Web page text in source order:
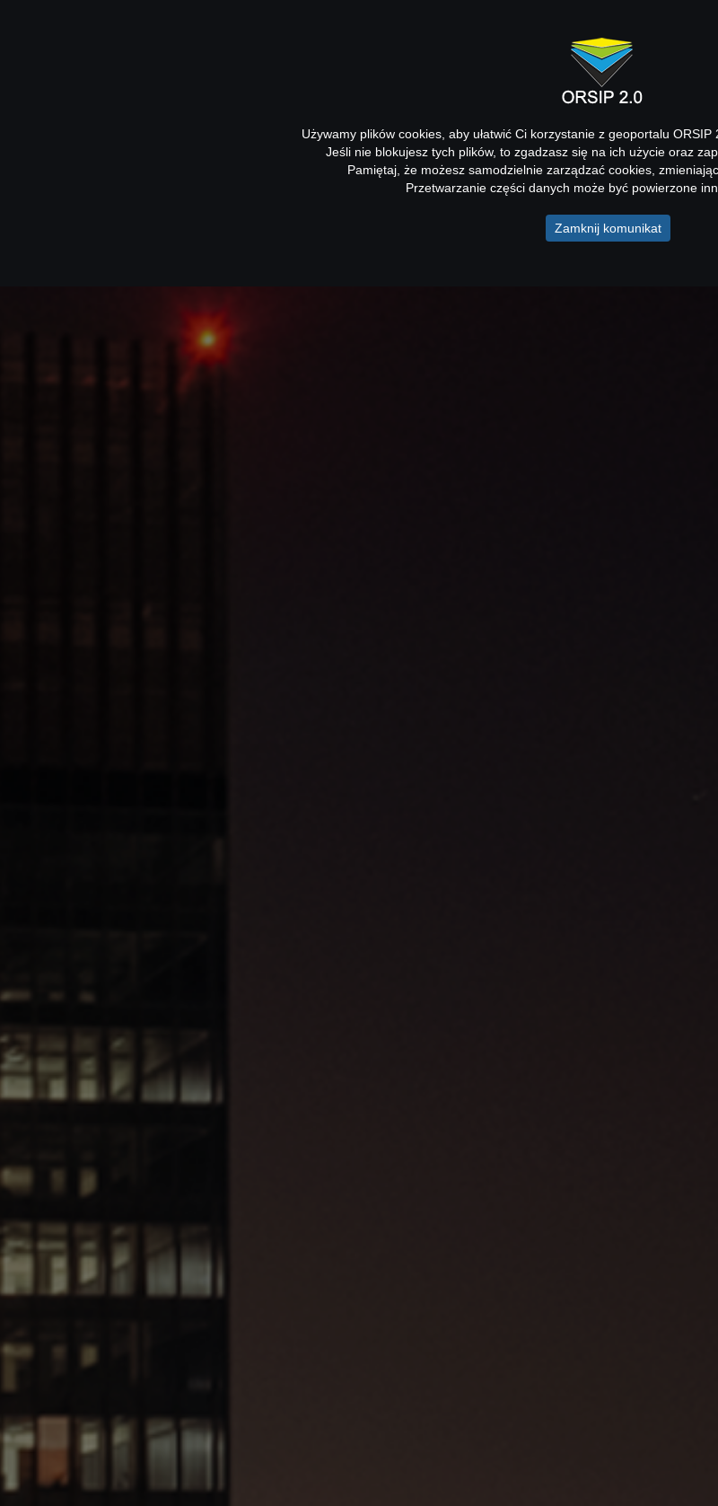
Używamy plików cookies, aby ułatwić Ci korzystanie z geoportalu ORSIP
Jeśli nie blokujesz tych plików, to zgadzasz się na ich użycie oraz
Pamiętaj, że możesz samodzielnie zarządzać cookies,
Przetwarzanie części danych może być powierzone
Zamknij komunikat